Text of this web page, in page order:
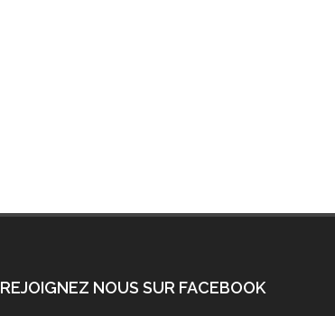
REJOIGNEZ NOUS SUR FACEBOOK